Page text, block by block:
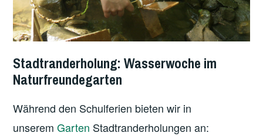
Stadtranderholung: Wasserwoche im
Naturfreundegarten
Während den Schulferien bieten wir in
unseremGarten Stadtranderholungen an: